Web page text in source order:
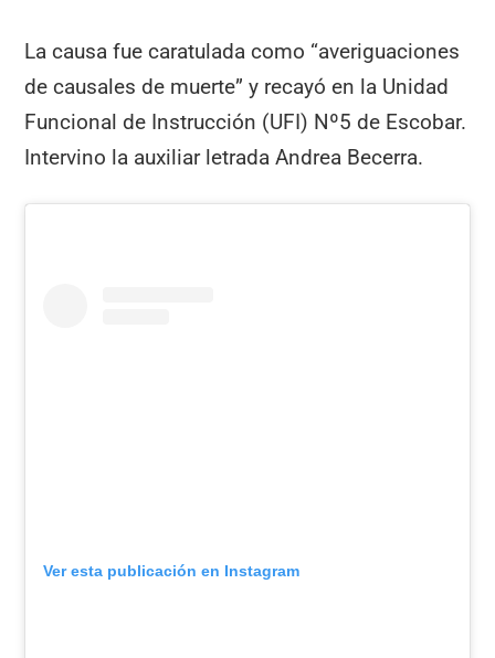
La causa fue caratulada como “averiguaciones
de causales de muerte” y recayó en la Unidad
Funcional de Instrucción (UFI) Nº5 de Escobar.
Intervino la auxiliar letrada Andrea Becerra.
Ver esta publicación en Instagram